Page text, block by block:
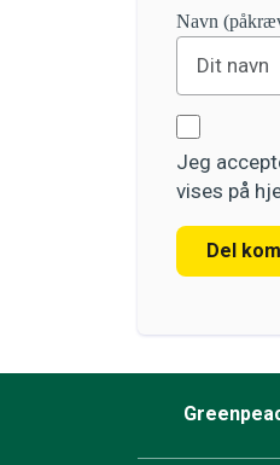
Navn
Jeg
vises på
Del